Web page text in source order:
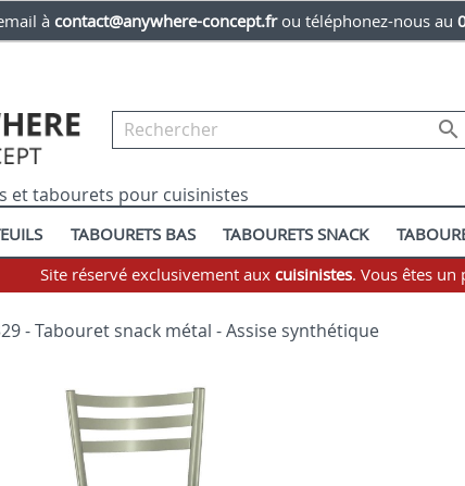
à contact@anywhere-concept.frou téléphonez-nous au

et tabourets pour cuisinistes
TABOURETS BAS TABOURETS SNACK
Site réservé exclusivement aux cuisinistes. Vous êtes un
- Tabouret snack métal - Assise synthétique